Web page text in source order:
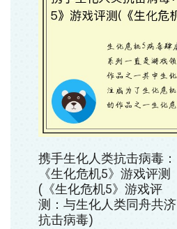
携手生化人类抗击病毒：
《生化危机5》游戏评测
(《生化危机5》游戏评
测：与生化人类同舟共济
抗击病毒)